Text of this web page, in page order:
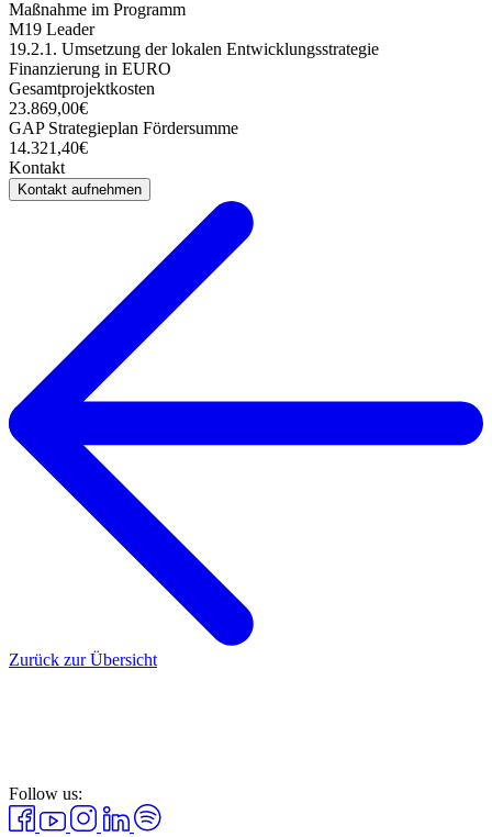
Maßnahme im Programm
M19 Leader
19.2.1. Umsetzung der lokalen Entwicklungsstrategie
Finanzierung in EURO
Gesamtprojektkosten
23.869,00€
GAP Strategieplan Fördersumme
14.321,40€
Kontakt
Kontakt aufnehmen
Zurück zur Übersicht
Follow us: